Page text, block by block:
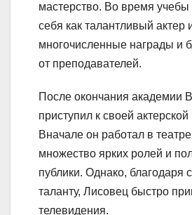
мастерство. Во время
себя как талантливый актер
многочисленные награды и
от преподавателей.
После окончания академии
приступил к своей актерской
Вначале он работал в
множество ярких ролей и
публики. Однако, благодаря
таланту, Лисовец быстро
телевидения.